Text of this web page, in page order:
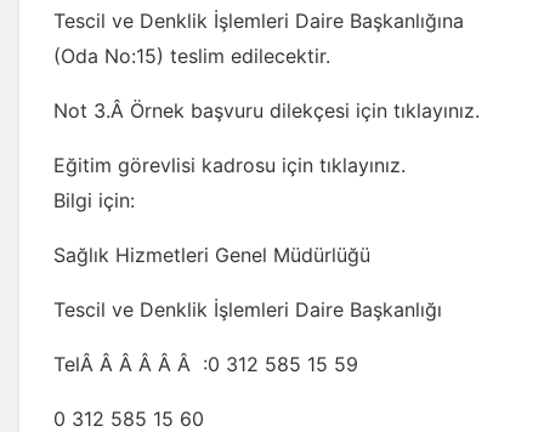
Tescil ve Denklik İşlemleri Daire Başkanlığına
(Oda No:15) teslim edilecektir.
Not 3.Â Örnek başvuru dilekçesi için tıklayınız.
Eğitim görevlisi kadrosu için tıklayınız.
Bilgi için:
Sağlık Hizmetleri Genel Müdürlüğü
Tescil ve Denklik İşlemleri Daire Başkanlığı
TelÂ Â Â Â Â Â :0 312 585 15 59
0 312 585 15 60